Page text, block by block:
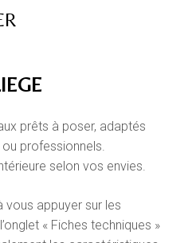
prêts à poser, adaptés
professionnels.
selon vos envies.
vous appuyer sur les
« Fiches techniques »